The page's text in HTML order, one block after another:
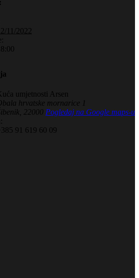
11/2022
umjetnosti Arsen
hrvatske mornarice 1
22000 Pogledaj na Google maps-u
91 619 60 09